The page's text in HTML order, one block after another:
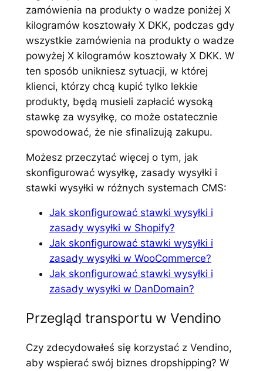
zamówienia na produkty o wadze poniżej X
kilogramów kosztowały X DKK, podczas gdy
wszystkie zamówienia na produkty o wadze
powyżej X kilogramów kosztowały X DKK. W
ten sposób unikniesz sytuacji, w której
klienci, którzy chcą kupić tylko lekkie
produkty, będą musieli zapłacić wysoką
stawkę za wysyłkę, co może ostatecznie
spowodować, że nie sfinalizują zakupu.
Możesz przeczytać więcej o tym, jak
skonfigurować wysyłkę, zasady wysyłki i
stawki wysyłki w różnych systemach CMS:
Jak skonfigurować stawki wysyłki i
zasady wysyłki w Shopify?
Jak skonfigurować stawki wysyłki i
zasady wysyłki w WooCommerce?
Jak skonfigurować stawki wysyłki i
zasady wysyłki w DanDomain?
Przegląd transportu w Vendino
Czy zdecydowałeś się korzystać z Vendino,
aby wspierać swój biznes dropshipping? W